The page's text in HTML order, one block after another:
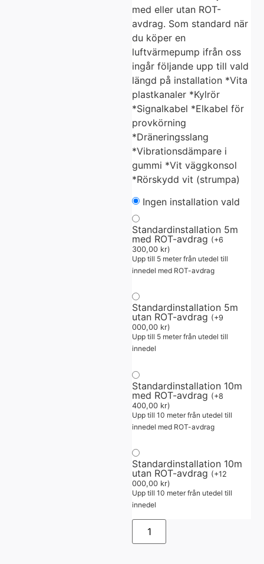
med eller utan ROT-
avdrag. Som standard när
du köper en
luftvärmepump ifrån oss
ingår följande upp till vald
längd på installation *Vita
plastkanaler *Kylrör
*Signalkabel *Elkabel för
provkörning
*Dräneringsslang
*Vibrationsdämpare i
gummi *Vit väggkonsol
*Rörskydd vit (strumpa)
Ingen installation vald
Standardinstallation 5m
med ROT-avdrag (+6
300,00 kr)
Upp till 5 meter från utedel till
innedel med ROT-avdrag
Standardinstallation 5m
utan ROT-avdrag (+9
000,00 kr)
Upp till 5 meter från utedel till
innedel
Standardinstallation 10m
med ROT-avdrag (+8
400,00 kr)
Upp till 10 meter från utedel till
innedel med ROT-avdrag
Standardinstallation 10m
utan ROT-avdrag (+12
000,00 kr)
Upp till 10 meter från utedel till
innedel